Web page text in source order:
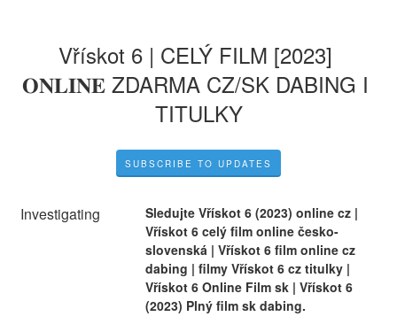
Vřískot 6 | CELÝ FILM [2023]
𝐎𝐍𝐋𝐈𝐍𝐄 ZDARMA CZ/SK DABING I
TITULKY
SUBSCRIBE TO UPDATES
Investigating
Sledujte Vřískot 6 (2023) online cz |
Vřískot 6 celý film online česko-
slovenská | Vřískot 6 film online cz
dabing | filmy Vřískot 6 cz titulky |
Vřískot 6 Online Film sk | Vřískot 6
(2023) Plný film sk dabing.